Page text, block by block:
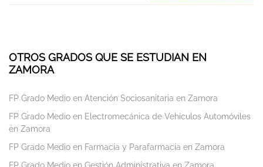
OTROS GRADOS QUE SE ESTUDIAN EN
ZAMORA
FP Grado Medio en Atención Sociosanitaria en Zamora
FP Grado Medio en Electromecánica de Vehículos Automóviles
en Zamora
FP Grado Medio en Farmacia y Parafarmacia en Zamora